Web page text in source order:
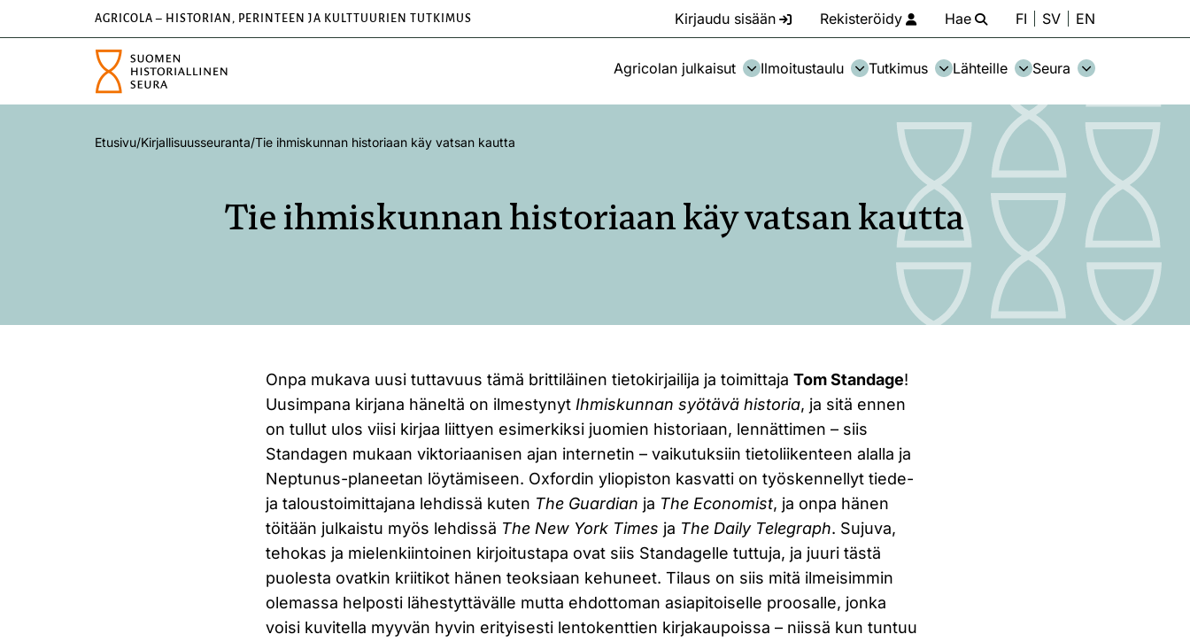
AGRICOLA – HISTORIAN, PERINTEEN JA KULTTUURIEN TUTKIMUS Kirjaudu sisään Rekisteröidy Hae FI SV EN
Agricolan julkaisut Ilmoitustaulu Tutkimus Lähteille Seura
Etusivu/Kirjallisuusseuranta/Tie ihmiskunnan historiaan käy vatsan kautta
Tie ihmiskunnan historiaan käy vatsan kautta
Onpa mukava uusi tuttavuus tämä brittiläinen tietokirjailija ja toimittajaTom Standage!
Uusimpana kirjana häneltä on ilmestynyt Ihmiskunnan syötävä historia, ja sitä ennen
on tullut ulos viisi kirjaa liittyen esimerkiksi juomien historiaan, lennättimen – siis
Standagen mukaan viktoriaanisen ajan internetin – vaikutuksiin tietoliikenteen alalla ja
Neptunus-planeetan löytämiseen. Oxfordin yliopiston kasvatti on työskennellyt tiede-
ja taloustoimittajana lehdissä kuten The Guardian ja The Economist, ja onpa hänen
töitään julkaistu myös lehdissä The New York Times ja The Daily Telegraph. Sujuva,
tehokas ja mielenkiintoinen kirjoitustapa ovat siis Standagelle tuttuja, ja juuri tästä
puolesta ovatkin kriitikot hänen teoksiaan kehuneet. Tilaus on siis mitä ilmeisimmin
olemassa helposti lähestyttävälle mutta ehdottoman asiapitoiselle proosalle, jonka
voisi kuvitella myyvän hyvin erityisesti lentokenttien kirjakaupoissa – niissä kun tuntuu